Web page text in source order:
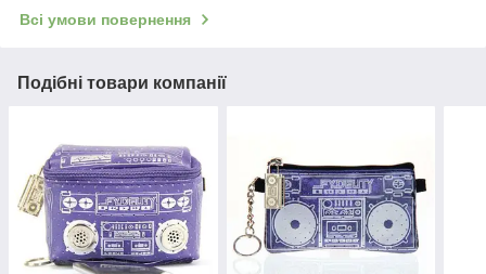
Всі умови повернення
Подібні товари компанії